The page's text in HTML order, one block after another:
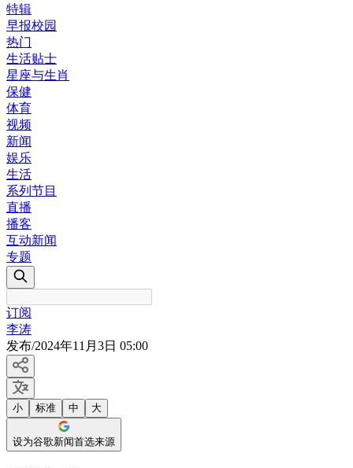
特辑
早报校园
热门
生活贴士
星座与生肖
保健
体育
视频
新闻
娱乐
生活
系列节目
直播
播客
互动新闻
专题
订阅
李涛
发布/2024年11月3日 05:00
小 标准 中 大
设为谷歌新闻首选来源